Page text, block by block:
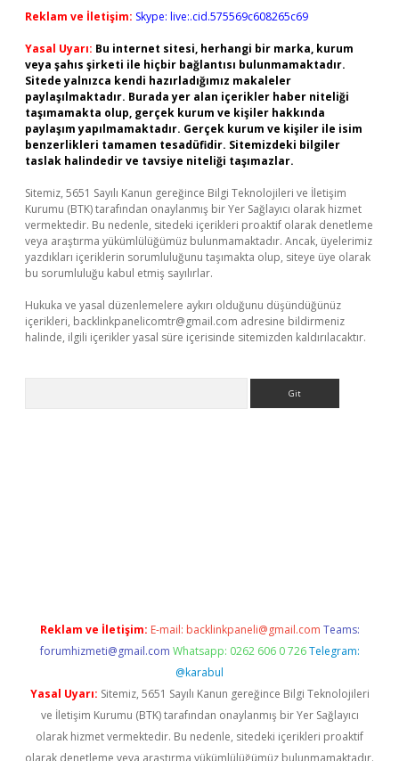
Reklam ve İletişim: Skype: live:.cid.575569c608265c69
Yasal Uyarı: Bu internet sitesi, herhangi bir marka, kurum
veya şahıs şirketi ile hiçbir bağlantısı bulunmamaktadır.
Sitede yalnızca kendi hazırladığımız makaleler
paylaşılmaktadır. Burada yer alan içerikler haber niteliği
taşımamakta olup, gerçek kurum ve kişiler hakkında
paylaşım yapılmamaktadır. Gerçek kurum ve kişiler ile isim
benzerlikleri tamamen tesadüfidir. Sitemizdeki bilgiler
taslak halindedir ve tavsiye niteliği taşımazlar.
Sitemiz, 5651 Sayılı Kanun gereğince Bilgi Teknolojileri ve İletişim
Kurumu (BTK) tarafından onaylanmış bir Yer Sağlayıcı olarak hizmet
vermektedir. Bu nedenle, sitedeki içerikleri proaktif olarak denetleme
veya araştırma yükümlülüğümüz bulunmamaktadır. Ancak, üyelerimiz
yazdıkları içeriklerin sorumluluğunu taşımakta olup, siteye üye olarak
bu sorumluluğu kabul etmiş sayılırlar.
Hukuka ve yasal düzenlemelere aykırı olduğunu düşündüğünüz
içerikleri, backlinkpanelicomtr@gmail.com adresine bildirmeniz
halinde, ilgili içerikler yasal süre içerisinde sitemizden kaldırılacaktır.
Reklam ve İletişim: E-mail: backlinkpaneli@gmail.com Teams:
forumhizmeti@gmail.com Whatsapp: 0262 606 0 726 Telegram:
@karabul
Yasal Uyarı: Sitemiz, 5651 Sayılı Kanun gereğince Bilgi Teknolojileri
ve İletişim Kurumu (BTK) tarafından onaylanmış bir Yer Sağlayıcı
olarak hizmet vermektedir. Bu nedenle, sitedeki içerikleri proaktif
olarak denetleme veya araştırma yükümlülüğümüz bulunmamaktadır.